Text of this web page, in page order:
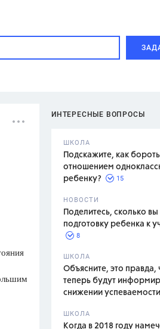
Л.С.,
ИНТЕРЕСНЫЕ ВОПРОСЫ
ШКОЛА
Подскажите, как
отношением
ребенку?
15
НОВОСТИ
Поделитесь, сколько
подготовку ребенка к
8
ШКОЛА
Объясните, это правда,
теперь будут
снижении
ШКОЛА
Когда в 2018 году